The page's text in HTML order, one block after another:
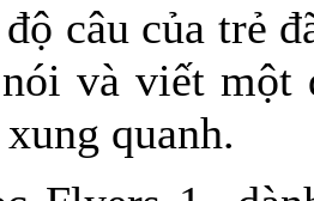
câu của trẻ
và viết một
quanh.